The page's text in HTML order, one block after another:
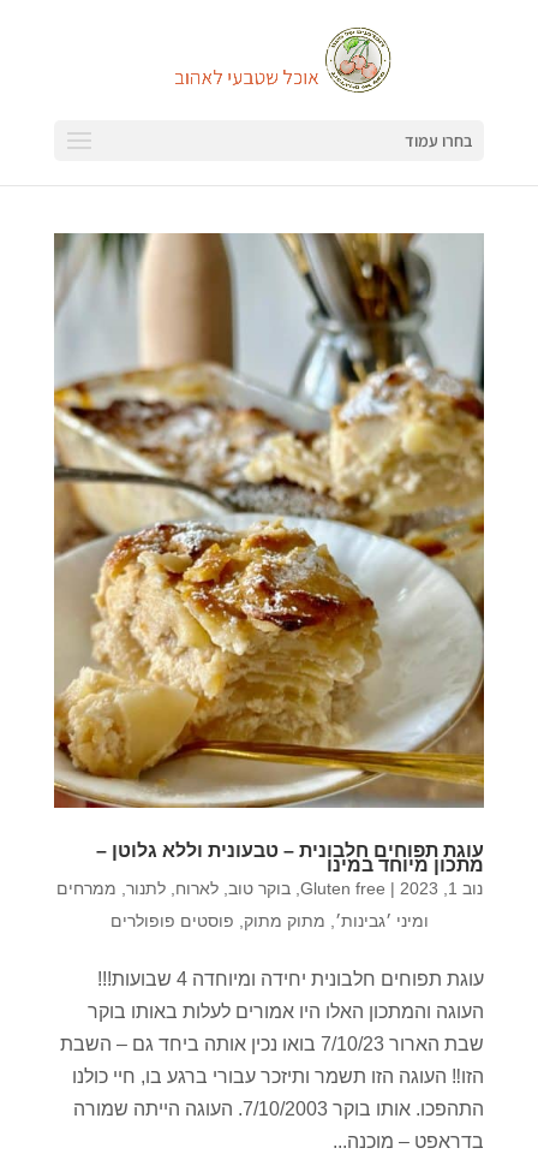
בחרו עמוד
עוגת תפוחים חלבונית – טבעונית וללא גלוטן –
מתכון מיוחד במינו
נוב 1, 2023 |
Gluten free בוקר טוב ,לארוח ,לתנור ממרחים
ומיני ׳גבינות׳
מתוק מתוק פוסטים פופולרים
עוגת תפוחים חלבונית יחידה ומיוחדה 4 שבועות!!!
העוגה והמתכון האלו היו אמורים לעלות באותו בוקר
שבת הארור 7/10/23 בואו נכין אותה ביחד גם – השבת
הזו‼️ העוגה הזו תשמר ותיזכר עבורי ברגע בו, חיי כולנו
התהפכו. אותו בוקר 7/10/2003. העוגה הייתה שמורה
בדראפט – מוכנה...